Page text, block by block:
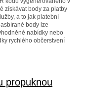
získávat body za platby
a to jak platební
body lze
nabídky nebo
rychlého občerstvení
propuknou